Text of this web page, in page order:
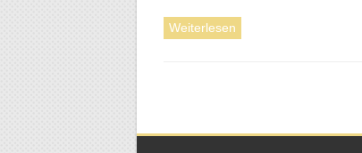
Weiterlesen